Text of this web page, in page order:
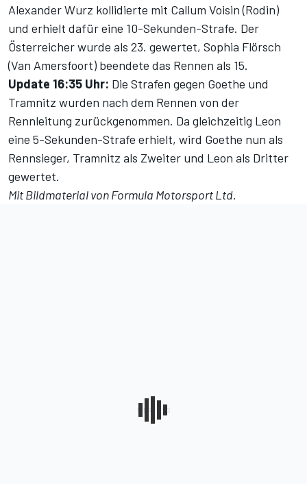
Alexander Wurz kollidierte mit Callum Voisin (Rodin)
und erhielt dafür eine 10-Sekunden-Strafe. Der
Österreicher wurde als 23. gewertet, Sophia Flörsch
(Van Amersfoort) beendete das Rennen als 15.
Update 16:35 Uhr: Die Strafen gegen Goethe und
Tramnitz wurden nach dem Rennen von der
Rennleitung zurückgenommen. Da gleichzeitig Leon
eine 5-Sekunden-Strafe erhielt, wird Goethe nun als
Rennsieger, Tramnitz als Zweiter und Leon als Dritter
gewertet.
Mit Bildmaterial von Formula Motorsport Ltd.